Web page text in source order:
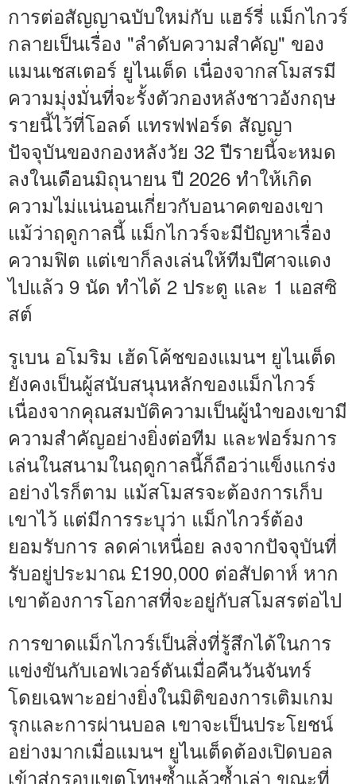
การต่อสัญญาฉบับใหม่กับ แฮร์รี่ แม็กไกวร์
กลายเป็นเรื่อง "ลำดับความสำคัญ" ของ
แมนเชสเตอร์ ยูไนเต็ด เนื่องจากสโมสรมี
ความมุ่งมั่นที่จะรั้งตัวกองหลังชาวอังกฤษ
รายนี้ไว้ที่โอลด์ แทรฟฟอร์ด สัญญา
ปัจจุบันของกองหลังวัย 32 ปีรายนี้จะหมด
ลงในเดือนมิถุนายน ปี 2026 ทำให้เกิด
ความไม่แน่นอนเกี่ยวกับอนาคตของเขา
แม้ว่าฤดูกาลนี้ แม็กไกวร์จะมีปัญหาเรื่อง
ความฟิต แต่เขาก็ลงเล่นให้ทีมปีศาจแดง
ไปแล้ว 9 นัด ทำได้ 2 ประตู และ 1 แอสซิ
สต์
รูเบน อโมริม เฮ้ดโค้ชของแมนฯ ยูไนเต็ด
ยังคงเป็นผู้สนับสนุนหลักของแม็กไกวร์
เนื่องจากคุณสมบัติความเป็นผู้นำของเขามี
ความสำคัญอย่างยิ่งต่อทีม และฟอร์มการ
เล่นในสนามในฤดูกาลนี้ก็ถือว่าแข็งแกร่ง
อย่างไรก็ตาม แม้สโมสรจะต้องการเก็บ
เขาไว้ แต่มีการระบุว่า แม็กไกวร์ต้อง
ยอมรับการ ลดค่าเหนื่อย ลงจากปัจจุบันที่
รับอยู่ประมาณ £190,000 ต่อสัปดาห์ หาก
เขาต้องการโอกาสที่จะอยู่กับสโมสรต่อไป
การขาดแม็กไกวร์เป็นสิ่งที่รู้สึกได้ในการ
แข่งขันกับเอฟเวอร์ตันเมื่อคืนวันจันทร์
โดยเฉพาะอย่างยิ่งในมิติของการเติมเกม
รุกและการผ่านบอล เขาจะเป็นประโยชน์
อย่างมากเมื่อแมนฯ ยูไนเต็ดต้องเปิดบอล
เข้าสู่กรอบเขตโทษซ้ำแล้วซ้ำเล่า ขณะที่